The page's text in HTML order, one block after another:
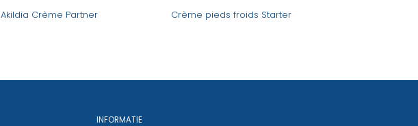
Akildia Crème Partner Crème pieds froids Starter
INFORMATIE